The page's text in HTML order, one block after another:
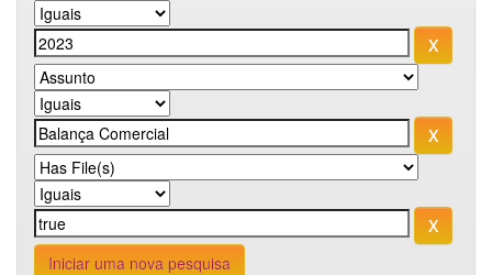
Iniciar uma nova pesquisa